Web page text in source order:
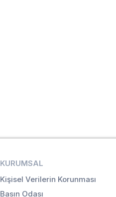
KURUMSAL
Kişisel Verilerin Korunması
Basın Odası